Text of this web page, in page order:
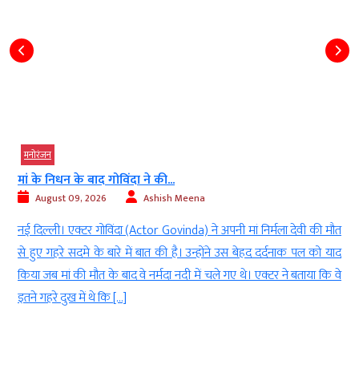
मनोरंजन
मां के निधन के बाद गोविंदा ने की...
August 09, 2026 Ashish Meena
नई दिल्ली। एक्टर गोविंदा (Actor Govinda) ने अपनी मां निर्मला देवी की मौत
से हुए गहरे सदमे के बारे में बात की है। उन्होंने उस बेहद दर्दनाक पल को याद
किया जब मां की मौत के बाद वे नर्मदा नदी में चले गए थे। एक्टर ने बताया कि वे
इतने गहरे दुख में थे कि […]